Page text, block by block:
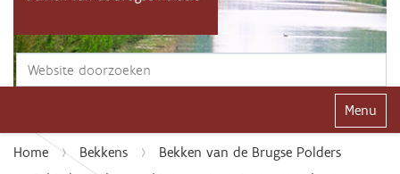
Zoek
Klap
Home Bekkens
Bekken van de Brugse Polders